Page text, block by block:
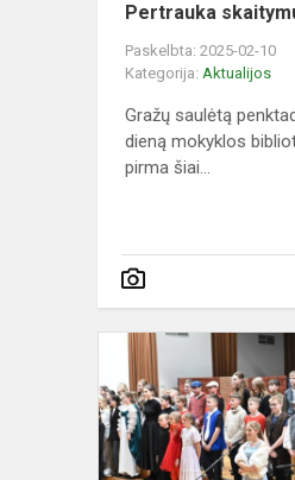
Pertrauka
Paskelbta: 2025-02-10
Kategorija: Aktualijos
Gražų saulėtą
dieną mokyklos
pirma šiai...